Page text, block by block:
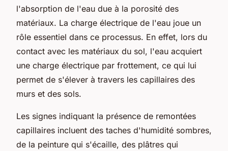
l'absorption de l'eau due à la porosité des
matériaux. La charge électrique de l'eau joue un
rôle essentiel dans ce processus. En effet, lors du
contact avec les matériaux du sol, l'eau acquiert
une charge électrique par frottement, ce qui lui
permet de s'élever à travers les capillaires des
murs et des sols.
Les signes indiquant la présence de remontées
capillaires incluent des taches d'humidité sombres,
de la peinture qui s'écaille, des plâtres qui